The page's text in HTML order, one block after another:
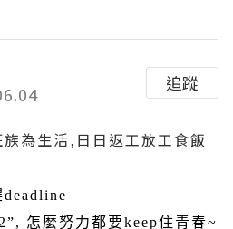
追蹤
為生活,日日返工放工食飯
deadline
怎麼努力都要keep住青春~